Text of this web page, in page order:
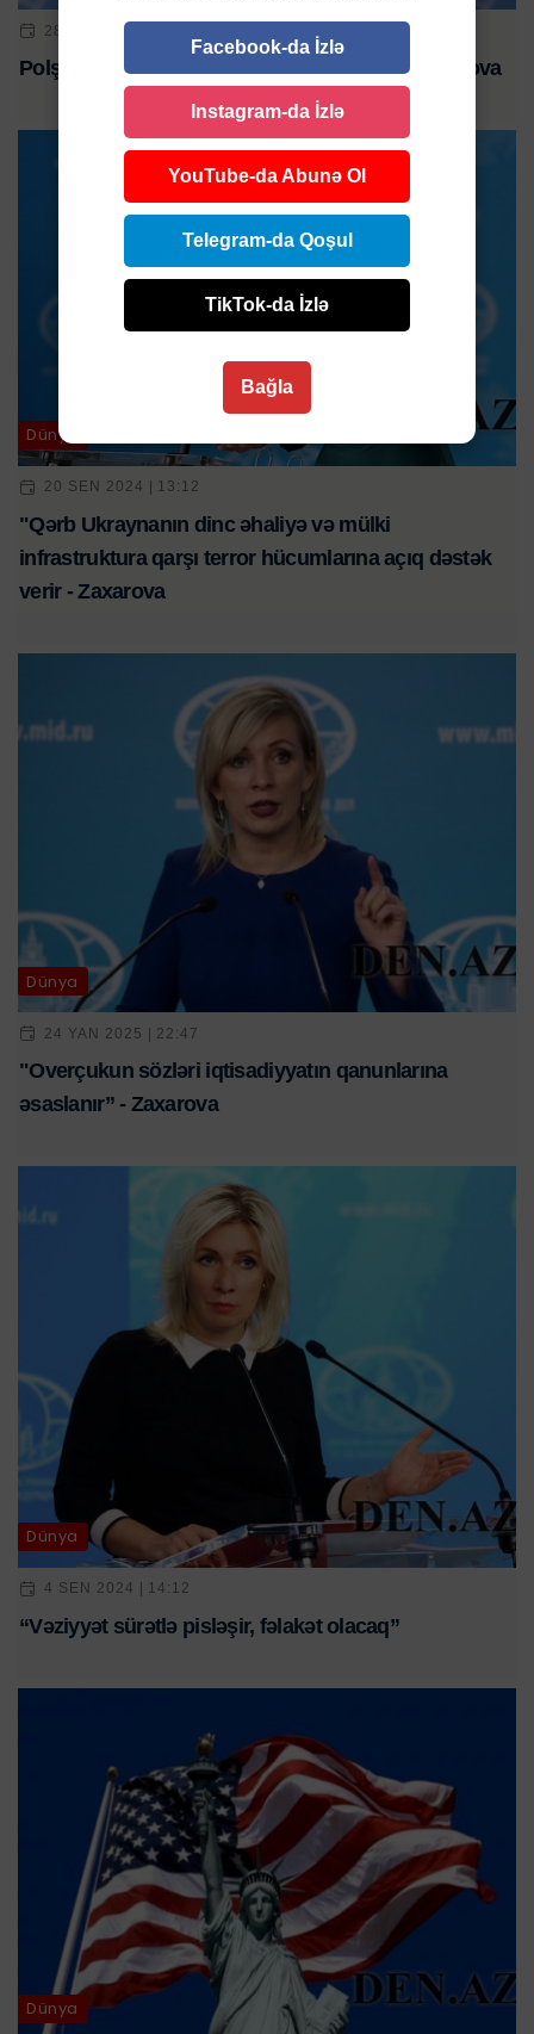
28 MAY 2024 | 16:10
Polşa elitası bundan çox peşman olacaq - Zaxarova
Dünya
20 SEN 2024 | 13:12
"Qərb Ukraynanın dinc əhaliyə və mülki
infrastruktura qarşı terror hücumlarına açıq dəstək
verir - Zaxarova
Dünya
24 YAN 2025 | 22:47
"Overçukun sözləri iqtisadiyyatın qanunlarına
əsaslanır” - Zaxarova
Dünya
4 SEN 2024 | 14:12
“Vəziyyət sürətlə pisləşir, fəlakət olacaq”
Dünya
Facebook-da İzlə
Instagram-da İzlə
YouTube-da Abunə Ol
Telegram-da Qoşul
TikTok-da İzlə
Bağla